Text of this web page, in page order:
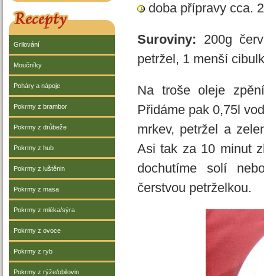
doba přípravy cca.
Suroviny: 200g
petržel, 1 menší
Na troše oleje
Přidáme pak 0,75l
mrkev, petržel a
Asi tak za 10 minut
dochutíme solí
čerstvou petrželkou.
RECEPTY
Grilování
Moučníky
Poháry a nápoje
Pokrmy z brambor
Pokrmy z drůbeže
Pokrmy z hub
Pokrmy z luštěnin
Pokrmy z masa
Pokrmy z mléka/sýra
Pokrmy z ovoce
Pokrmy z ryb
Pokrmy z rýže/obilovin